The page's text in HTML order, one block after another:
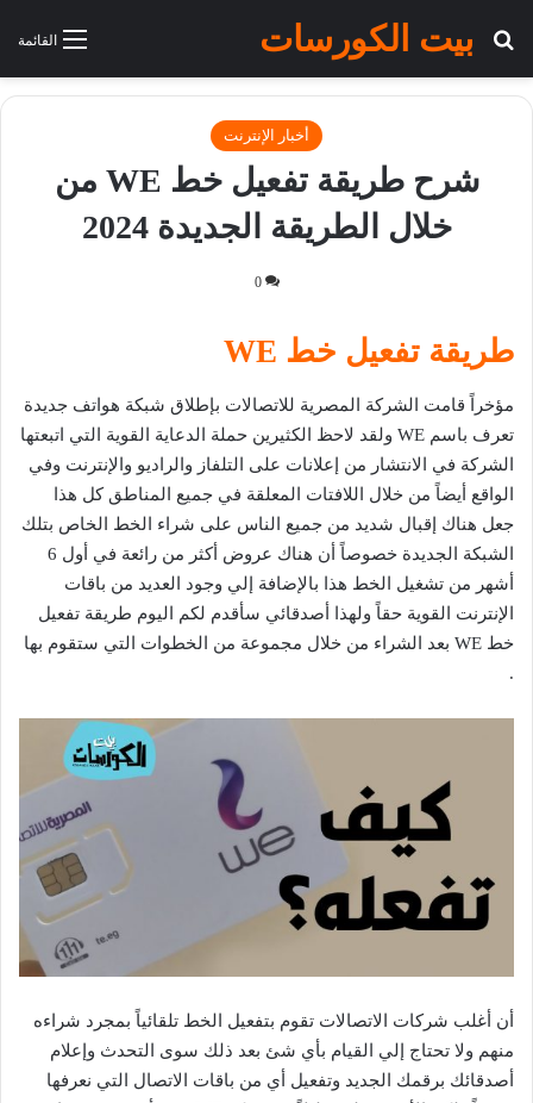
القائمة بيت الكورسات
بحث عن
أخبار الإنترنت
شرح طريقة تفعيل خط WE من
خلال الطريقة الجديدة 2024
0
طريقة تفعيل خط WE
مؤخراً قامت الشركة المصرية للاتصالات بإطلاق شبكة هواتف جديدة
تعرف باسم WE ولقد لاحظ الكثيرين حملة الدعاية القوية التي اتبعتها
الشركة في الانتشار من إعلانات على التلفاز والراديو والإنترنت وفي
الواقع أيضاً من خلال اللافتات المعلقة في جميع المناطق كل هذا
جعل هناك إقبال شديد من جميع الناس على شراء الخط الخاص بتلك
الشبكة الجديدة خصوصاً أن هناك عروض أكثر من رائعة في أول 6
أشهر من تشغيل الخط هذا بالإضافة إلي وجود العديد من باقات
الإنترنت القوية حقاً ولهذا أصدقائي سأقدم لكم اليوم طريقة تفعيل
خط WE بعد الشراء من خلال مجموعة من الخطوات التي ستقوم بها
.
أن أغلب شركات الاتصالات تقوم بتفعيل الخط تلقائياً بمجرد شراءه
منهم ولا تحتاج إلي القيام بأي شئ بعد ذلك سوى التحدث وإعلام
أصدقائك برقمك الجديد وتفعيل أي من باقات الاتصال التي نعرفها